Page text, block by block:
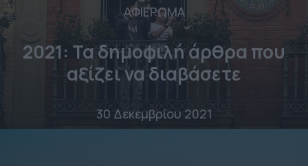
ΑΦΙΕΡΩΜΑ
2021: Τα δημοφιλή άρθρα που
αξίζει να διαβάσετε
30 Δεκεμβρίου 2021